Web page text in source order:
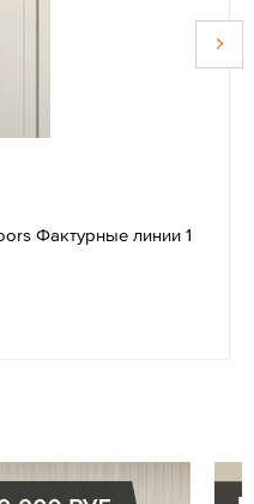
Фактурные линии 1